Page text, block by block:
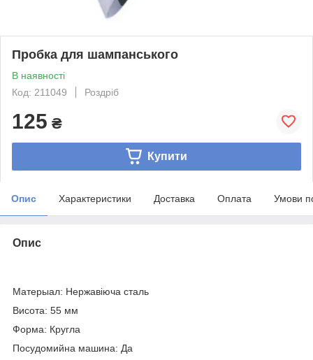
Пробка для шампанського
В наявності
Код: 211049
Роздріб
125 ₴
Купити
Опис Характеристики Доставка Оплата Умови
Опис
Матерыал: Нержавіюча сталь
Висота: 55 мм
Форма: Кругла
Посудомийна машина: Да